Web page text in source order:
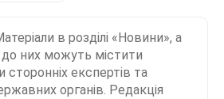
в розділі «Новини», а
них можуть містити
сторонніх експертів та
органів. Редакція